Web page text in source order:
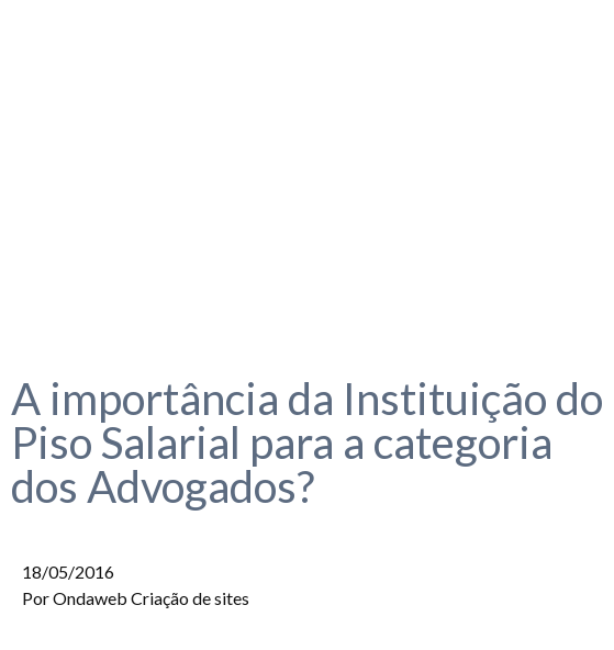
A importância da Instituição do
Piso Salarial para a categoria
dos Advogados?
18/05/2016
PorOndaweb Criação de sites